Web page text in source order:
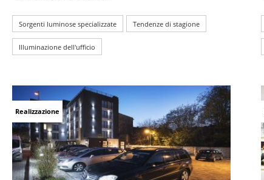
Sorgenti luminose specializzate Tendenze di stagione
Illuminazione dell'ufficio
Realizzazione